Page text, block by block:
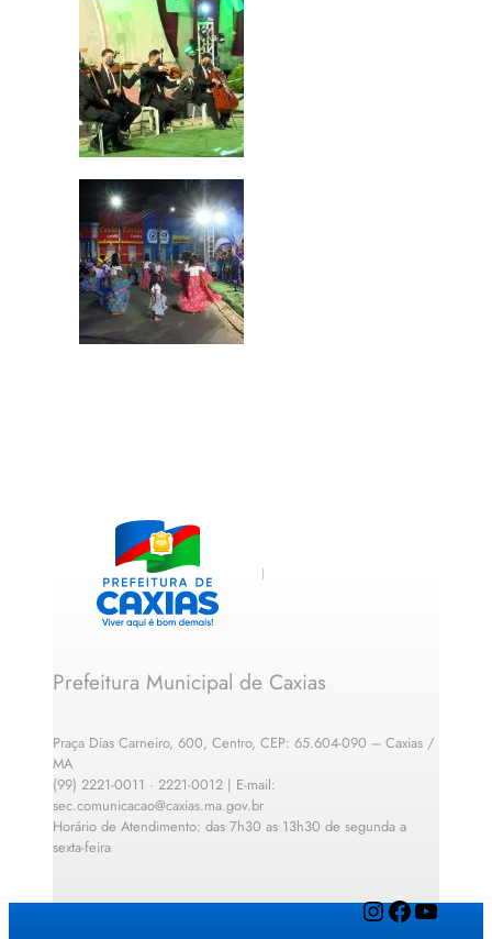
Prefeitura Municipal de Caxias
Praça Dias Carneiro, 600, Centro, CEP: 65.604-090 – Caxias /
MA
(99) 2221-0011 · 2221-0012 | E-mail:
sec.comunicacao@caxias.ma.gov.br
Horário de Atendimento: das 7h30 as 13h30 de segunda a
sexta-feira
InstagramFacebook YouTube